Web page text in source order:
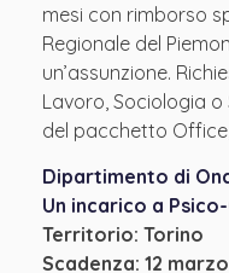
mesi con rimborso
Regionale del
un’assunzione.
Lavoro, Sociologia
del pacchetto
Dipartimento di
Un incarico a
Territorio: Torino
Scadenza: 12